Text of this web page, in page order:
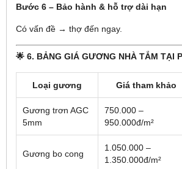
Bước 6 – Bảo hành & hỗ trợ dài hạn
Có vấn đề → thợ đến ngay.
🌟 6. BẢNG GIÁ GƯƠNG NHÀ TẮM TẠI
Loại gương Giá tham khảo
Gương trơn AGC
5mm
750.000 –
950.000đ/m²
Gương bo cong
1.050.000 –
1.350.000đ/m²